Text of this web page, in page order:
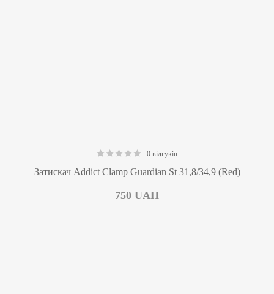
0 відгуків
Затискач Addict Clamp Guardian St 31,8/34,9 (Red)
750 UAH